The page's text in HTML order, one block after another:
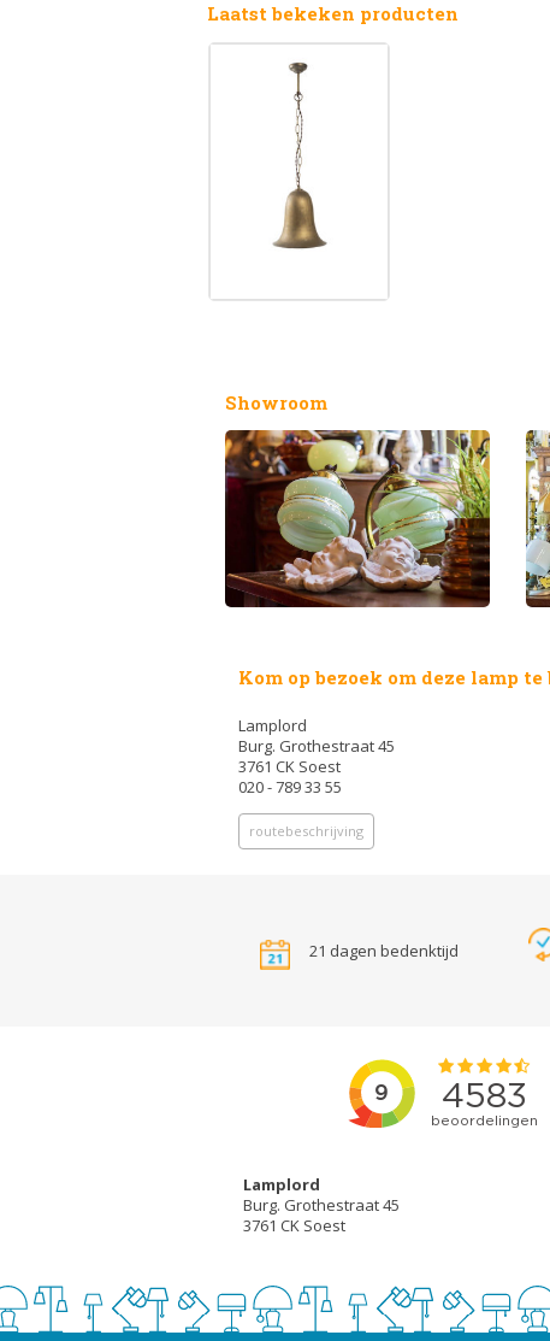
Laatst bekeken producten
Showroom
Kom op bezoek om deze lamp
Lamplord
Burg. Grothestraat 45
3761 CK Soest
020 - 789 33 55
routebeschrijving
21 dagen bedenktijd
Lamplord
Burg. Grothestraat 45
3761 CK Soest